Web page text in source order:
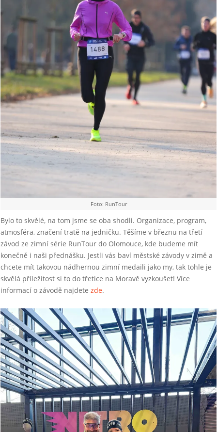
Foto: RunTour
Bylo to skvělé, na tom jsme se oba shodli. Organizace, program,
atmosféra, značení tratě na jedničku. Těšíme v březnu na třetí
závod ze zimní série RunTour do Olomouce, kde budeme mít
konečně i naši přednášku. Jestli vás baví městské závody v zimě a
chcete mít takovou nádhernou zimní medaili jako my, tak tohle je
skvělá příležitost si to do třetice na Moravě vyzkoušet! Více
informací o závodě najdete zde.